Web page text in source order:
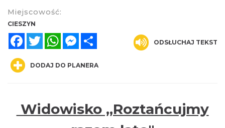
Spektakl "Tajemnica 16. piętra"
Miejscowość:
CIESZYN
FacebookTwitterWhatsAppMessenger
ODSŁUCHAJ TEKST
DODAJ DO PLANERA
Widowisko „Roztańcujmy